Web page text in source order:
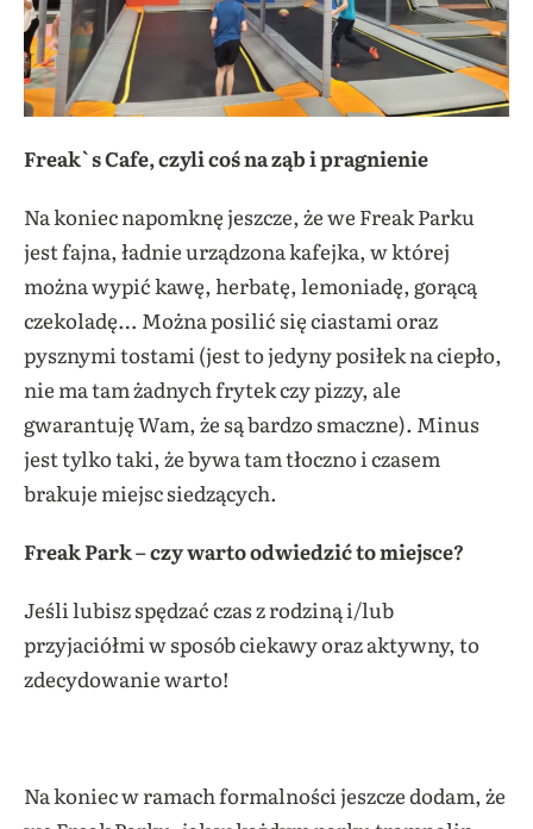
Freak`s Cafe, czyli coś na ząb i pragnienie
Na koniec napomknę jeszcze, że we Freak Parku
jest fajna, ładnie urządzona kafejka, w której
można wypić kawę, herbatę, lemoniadę, gorącą
czekoladę… Można posilić się ciastami oraz
pysznymi tostami (jest to jedyny posiłek na ciepło,
nie ma tam żadnych frytek czy pizzy, ale
gwarantuję Wam, że są bardzo smaczne). Minus
jest tylko taki, że bywa tam tłoczno i czasem
brakuje miejsc siedzących.
Freak Park – czy warto odwiedzić to miejsce?
Jeśli lubisz spędzać czas z rodziną i/lub
przyjaciółmi w sposób ciekawy oraz aktywny, to
zdecydowanie warto!
Na koniec w ramach formalności jeszcze dodam, że